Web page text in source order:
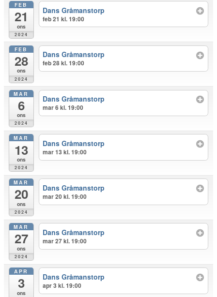
FEB
21
ons
2024
Dans Gråmanstorp
feb 21 kl. 19:00
FEB
28
ons
2024
Dans Gråmanstorp
feb 28 kl. 19:00
MAR
6
ons
2024
Dans Gråmanstorp
mar 6 kl. 19:00
MAR
13
ons
2024
Dans Gråmanstorp
mar 13 kl. 19:00
MAR
20
ons
2024
Dans Gråmanstorp
mar 20 kl. 19:00
MAR
27
ons
2024
Dans Gråmanstorp
mar 27 kl. 19:00
APR
3
ons
Dans Gråmanstorp
apr 3 kl. 19:00